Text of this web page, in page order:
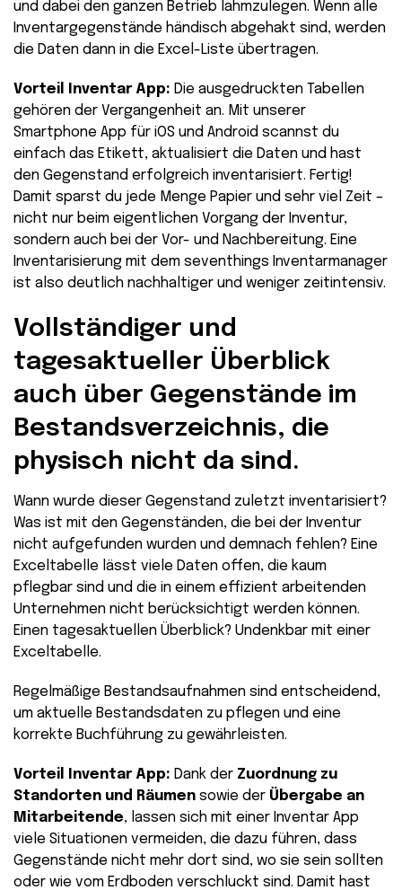
und dabei den ganzen Betrieb lahmzulegen. Wenn alle
Inventargegenstände händisch abgehakt sind, werden
die Daten dann in die Excel-Liste übertragen.
Vorteil Inventar App: Die ausgedruckten Tabellen
gehören der Vergangenheit an. Mit unserer
Smartphone App für iOS und Android scannst du
einfach das Etikett, aktualisiert die Daten und hast
den Gegenstand erfolgreich inventarisiert. Fertig!
Damit sparst du jede Menge Papier und sehr viel Zeit –
nicht nur beim eigentlichen Vorgang der Inventur,
sondern auch bei der Vor- und Nachbereitung. Eine
Inventarisierung mit dem seventhings Inventarmanager
ist also deutlich nachhaltiger und weniger zeitintensiv.
Vollständiger und
tagesaktueller Überblick
auch über Gegenstände im
Bestandsverzeichnis, die
physisch nicht da sind.
Wann wurde dieser Gegenstand zuletzt inventarisiert?
Was ist mit den Gegenständen, die bei der Inventur
nicht aufgefunden wurden und demnach fehlen? Eine
Exceltabelle lässt viele Daten offen, die kaum
pflegbar sind und die in einem effizient arbeitenden
Unternehmen nicht berücksichtigt werden können.
Einen tagesaktuellen Überblick? Undenkbar mit einer
Exceltabelle.
Regelmäßige Bestandsaufnahmen sind entscheidend,
um aktuelle Bestandsdaten zu pflegen und eine
korrekte Buchführung zu gewährleisten.
Vorteil Inventar App: Dank der Zuordnung zu
Standorten und Räumen sowie der Übergabe an
Mitarbeitende, lassen sich mit einer Inventar App
viele Situationen vermeiden, die dazu führen, dass
Gegenstände nicht mehr dort sind, wo sie sein sollten
oder wie vom Erdboden verschluckt sind. Damit hast